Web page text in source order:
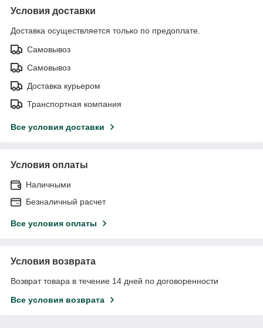
Условия доставки
Доставка осуществляется только по предоплате.
Самовывоз
Самовывоз
Доставка курьером
Транспортная компания
Все условия доставки
Условия оплаты
Наличными
Безналичный расчет
Все условия оплаты
Условия возврата
Возврат товара в течение 14 дней по договоренности
Все условия возврата